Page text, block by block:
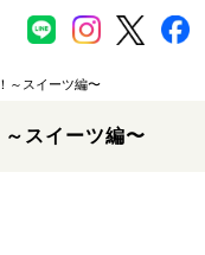
～スイーツ編〜
スイーツ編〜